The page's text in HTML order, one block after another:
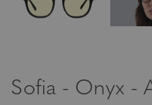
Sofia - Onyx -